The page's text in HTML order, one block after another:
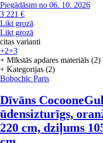
Piegādāsim no 06. 10. 2026
3 221 €
Likt grozā
Likt grozā
citas varianti
+2+3
+ Mīkstās apdares materiāls (2)
+ Kategorijas (2)
Bobochic Paris
Dīvāns Cocoone
ūdensizturīgs,
220 cm, dziļums